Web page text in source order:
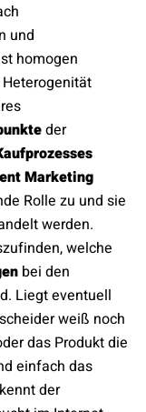
und
homogen
der
Marketing
Rolle zu und sie
werden.
welche
bei den
Liegt eventuell
weiß noch
das Produkt die
einfach das
der